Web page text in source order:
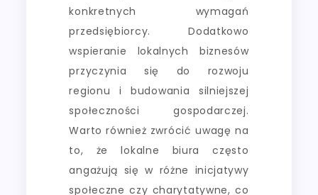
konkretnych wymagań
przedsiębiorcy. Dodatkowo
wspieranie lokalnych biznesów
przyczynia się do rozwoju
regionu i budowania silniejszej
społeczności gospodarczej.
Warto również zwrócić uwagę na
to, że lokalne biura często
angażują się w różne inicjatywy
społeczne czy charytatywne, co